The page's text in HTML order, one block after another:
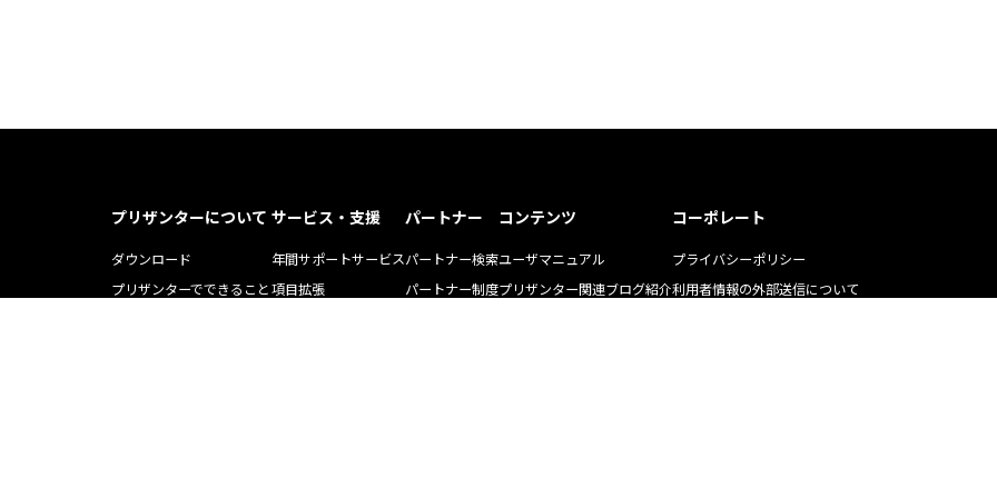
プリザンターについて
ダウンロード
プリザンターでできること
サービス・支援
年間サポートサービス
項目拡張
パートナー
パートナー検索
パートナー制度
コンテンツ
ユーザマニュアル
プリザンター関連ブログ紹介
コーポレート
プライバシーポリシー
利用者情報の外部送信について